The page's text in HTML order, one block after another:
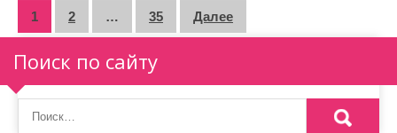
П
а
г
и
1 2 … 35 Далее
Поиск по сайту